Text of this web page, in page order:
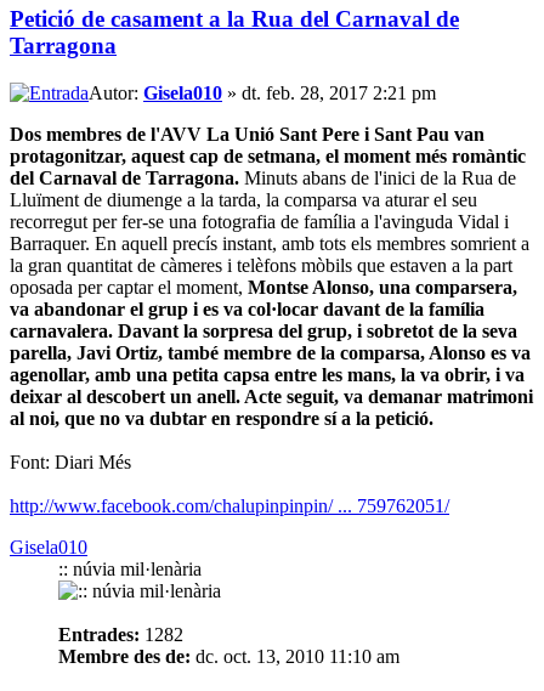
Petició de casament a la Rua del Carnaval de
Tarragona
Autor: Gisela010 » dt. feb. 28, 2017 2:21 pm
Dos membres de l'AVV La Unió Sant Pere i Sant Pau van
protagonitzar, aquest cap de setmana, el moment més romàntic
del Carnaval de Tarragona. Minuts abans de l'inici de la Rua de
Lluïment de diumenge a la tarda, la comparsa va aturar el seu
recorregut per fer-se una fotografia de família a l'avinguda Vidal i
Barraquer. En aquell precís instant, amb tots els membres somrient a
la gran quantitat de càmeres i telèfons mòbils que estaven a la part
oposada per captar el moment, Montse Alonso, una comparsera,
va abandonar el grup i es va col·locar davant de la família
carnavalera. Davant la sorpresa del grup, i sobretot de la seva
parella, Javi Ortiz, també membre de la comparsa, Alonso es va
agenollar, amb una petita capsa entre les mans, la va obrir, i va
deixar al descobert un anell. Acte seguit, va demanar matrimoni
al noi, que no va dubtar en respondre sí a la petició.
Font: Diari Més
http://www.facebook.com/chalupinpinpin/ ... 759762051/
Gisela010
:: núvia mil·lenària
Entrades: 1282
Membre des de: dc. oct. 13, 2010 11:10 am